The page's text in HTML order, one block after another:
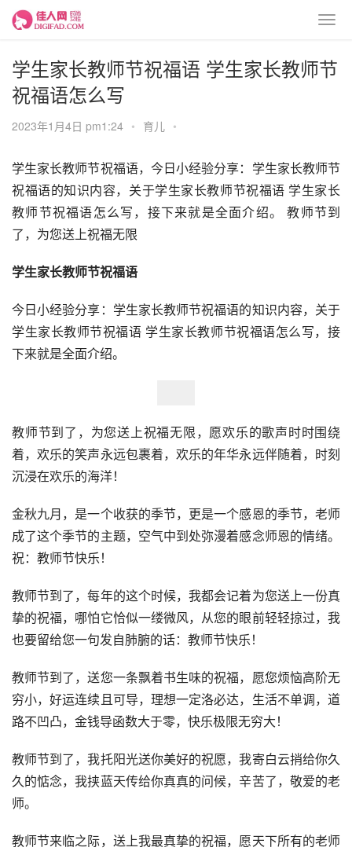
学生家长教师节祝福语 学生家长教师节
祝福语怎么写
2023年1月4日 pm1:24 • 育儿 •
学生家长教师节祝福语，今日小经验分享：学生家长教师节
祝福语的知识内容，关于学生家长教师节祝福语 学生家长
教师节祝福语怎么写，接下来就是全面介绍。 教师节到
了，为您送上祝福无限
学生家长教师节祝福语
今日小经验分享：学生家长教师节祝福语的知识内容，关于
学生家长教师节祝福语 学生家长教师节祝福语怎么写，接
下来就是全面介绍。
教师节到了，为您送上祝福无限，愿欢乐的歌声时时围绕
着，欢乐的笑声永远包裹着，欢乐的年华永远伴随着，时刻
沉浸在欢乐的海洋！
金秋九月，是一个收获的季节，更是一个感恩的季节，老师
成了这个季节的主题，空气中到处弥漫着感念师恩的情绪。
祝：教师节快乐！
教师节到了，每年的这个时候，我都会记着为您送上一份真
挚的祝福，哪怕它恰似一缕微风，从您的眼前轻轻掠过，我
也要留给您一句发自肺腑的话：教师节快乐！
教师节到了，送您一条飘着书生味的祝福，愿您烦恼高阶无
穷小，好运连续且可导，理想一定洛必达，生活不单调，道
路不凹凸，金钱导函数大于零，快乐极限无穷大！
教师节到了，我托阳光送你美好的祝愿，我寄白云捎给你久
久的惦念，我挟蓝天传给你真真的问候，辛苦了，敬爱的老
师。
教师节来临之际，送上我最真挚的祝福，愿天下所有的老师